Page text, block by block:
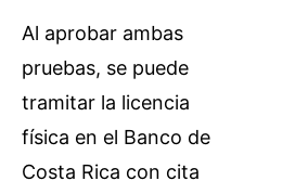
Al aprobar ambas
pruebas, se puede
tramitar la licencia
física en el Banco de
Costa Rica con cita